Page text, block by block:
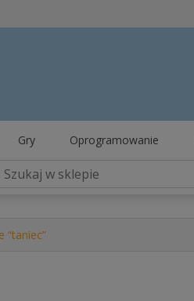
Gry Oprogramowanie
“taniec”